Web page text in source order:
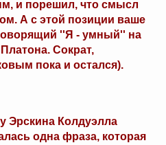
и порешил, что смысл
А с этой позиции ваше
''Я - умный'' на
Сократ,
пока и остался).
Эрскина Колдуэлла
одна фраза, которая